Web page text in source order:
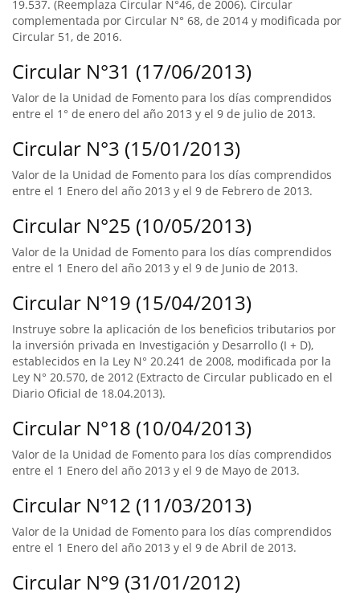
19.537. (Reemplaza Circular N°46, de 2006). Circular
complementada por Circular N° 68, de 2014 y modificada por
Circular 51, de 2016.
Circular N°31 (17/06/2013)
Valor de la Unidad de Fomento para los días comprendidos
entre el 1° de enero del año 2013 y el 9 de julio de 2013.
Circular N°3 (15/01/2013)
Valor de la Unidad de Fomento para los días comprendidos
entre el 1 Enero del año 2013 y el 9 de Febrero de 2013.
Circular N°25 (10/05/2013)
Valor de la Unidad de Fomento para los días comprendidos
entre el 1 Enero del año 2013 y el 9 de Junio de 2013.
Circular N°19 (15/04/2013)
Instruye sobre la aplicación de los beneficios tributarios por
la inversión privada en Investigación y Desarrollo (I + D),
establecidos en la Ley N° 20.241 de 2008, modificada por la
Ley N° 20.570, de 2012 (Extracto de Circular publicado en el
Diario Oficial de 18.04.2013).
Circular N°18 (10/04/2013)
Valor de la Unidad de Fomento para los días comprendidos
entre el 1 Enero del año 2013 y el 9 de Mayo de 2013.
Circular N°12 (11/03/2013)
Valor de la Unidad de Fomento para los días comprendidos
entre el 1 Enero del año 2013 y el 9 de Abril de 2013.
Circular N°9 (31/01/2012)